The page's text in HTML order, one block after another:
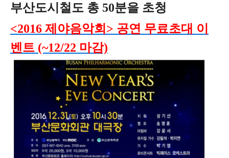
부산도시철도 총 50분을 초청
<2016 제야음악회> 공연 무료초대 이
벤트 (~12/22 마감)